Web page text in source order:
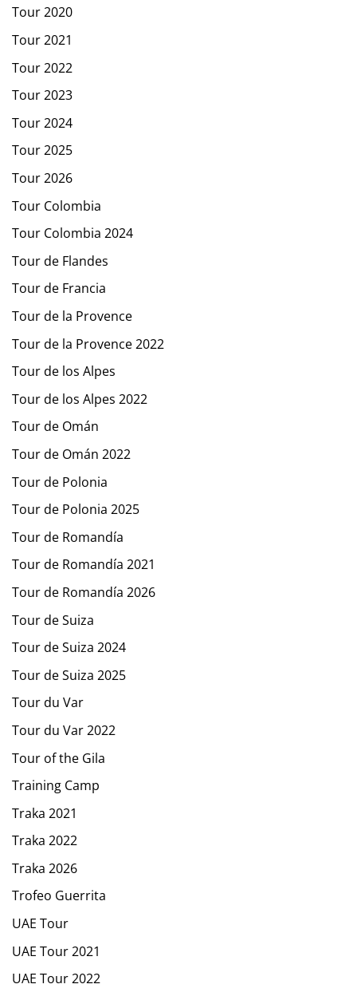
Tour 2020
Tour 2021
Tour 2022
Tour 2023
Tour 2024
Tour 2025
Tour 2026
Tour Colombia
Tour Colombia 2024
Tour de Flandes
Tour de Francia
Tour de la Provence
Tour de la Provence 2022
Tour de los Alpes
Tour de los Alpes 2022
Tour de Omán
Tour de Omán 2022
Tour de Polonia
Tour de Polonia 2025
Tour de Romandía
Tour de Romandía 2021
Tour de Romandía 2026
Tour de Suiza
Tour de Suiza 2024
Tour de Suiza 2025
Tour du Var
Tour du Var 2022
Tour of the Gila
Training Camp
Traka 2021
Traka 2022
Traka 2026
Trofeo Guerrita
UAE Tour
UAE Tour 2021
UAE Tour 2022